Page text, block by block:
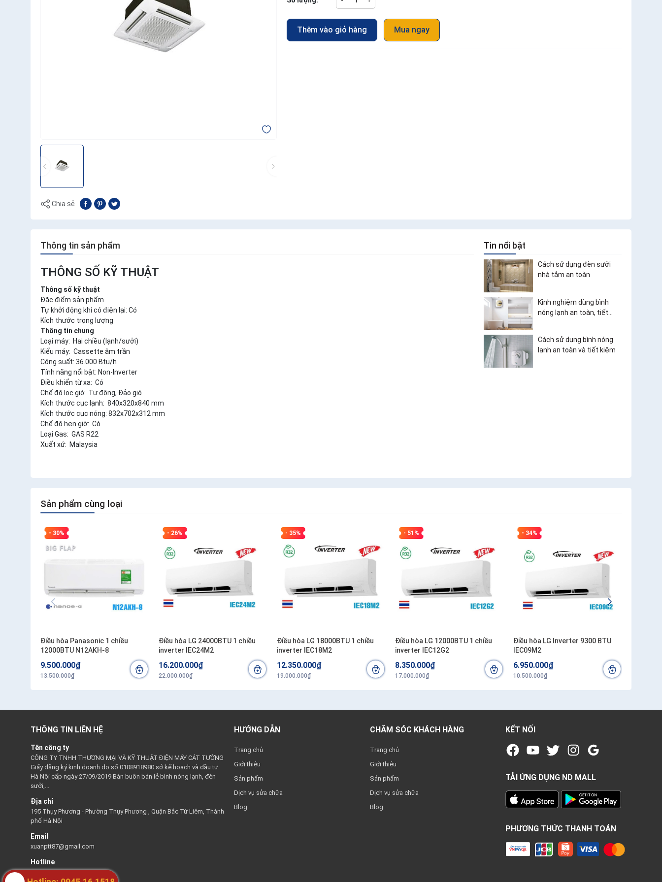
Chia sẻ
Thêm vào giỏ hàng Mua ngay
Thông tin sản phẩm
THÔNG SỐ KỸ THUẬT
Thông số kỹ thuật
Đặc điểm sản phẩm
Tự khởi động khi có điện lại: Có
Kích thước trọng lượng
Thông tin chung
Loại máy: Hai chiều (lạnh/sưởi)
Kiểu máy: Cassette âm trần
Công suất: 36.000 Btu/h
Tính năng nổi bật: Non-Inverter
Điều khiển từ xa: Có
Chế độ lọc gió: Tự động, Đảo gió
Kích thước cục lạnh: 840x320x840 mm
Kích thước cục nóng: 832x702x312 mm
Chế độ hẹn giờ: Có
Loại Gas: GAS R22
Xuất xứ: Malaysia
Tin nổi bật
Cách sử dụng đèn sưởi
nhà tắm an toàn
Kinh nghiệm dùng bình
nóng lạnh an toàn, tiết
Cách sử dụng bình nóng
lạnh an toàn và tiết kiệm
Sản phẩm cùng loại
- 30%
Điều hòa Panasonic 1 chiều
12000BTU N12AKH-8
9.500.000₫
13.500.000₫
- 26%
Điều hòa LG 24000BTU 1 chiều
inverter IEC24M2
16.200.000₫
22.000.000₫
- 35%
Điều hòa LG 18000BTU 1 chiều
inverter IEC18M2
12.350.000₫
19.000.000₫
- 51%
Điều hòa LG 12000BTU 1 chiều
inverter IEC12G2
8.350.000₫
17.000.000₫
- 34%
Điều hòa LG Inverter 9300 BTU
IEC09M2
6.950.000₫
10.500.000₫
THÔNG TIN LIÊN HỆ
Tên công ty
CÔNG TY TNHH THƯƠNG MẠI VÀ KỸ THUẬT ĐIỆN MÁY CÁT TƯỜNG
Giấy đăng ký kinh doanh do số 0108918980 sở kế hoạch và đầu tư
Hà Nội cấp ngày 27/09/2019 Bán buôn bán lẻ bình nóng lạnh, đèn
sưởi,...
Địa chỉ
195 Thụy Phương - Phường Thụy Phương , Quận Bắc Từ Liêm, Thành
phố Hà Nội
Email
xuanptt87@gmail.com
Hotline
0945161518
HƯỚNG DẪN
Trang chủ
Giới thiệu
Sản phẩm
Dịch vụ sửa chữa
Blog
CHĂM SÓC KHÁCH HÀNG
Trang chủ
Giới thiệu
Sản phẩm
Dịch vụ sửa chữa
Blog
KẾT NỐI
TẢI ỨNG DỤNG ND MALL
PHƯƠNG THỨC THANH TOÁN